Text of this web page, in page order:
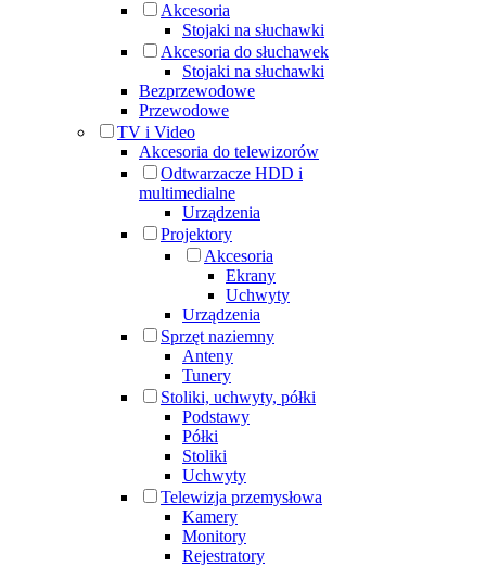
Akcesoria
Stojaki na słuchawki
Akcesoria do słuchawek
Stojaki na słuchawki
Bezprzewodowe
Przewodowe
TV i Video
Akcesoria do telewizorów
Odtwarzacze HDD i
multimedialne
Urządzenia
Projektory
Akcesoria
Ekrany
Uchwyty
Urządzenia
Sprzęt naziemny
Anteny
Tunery
Stoliki, uchwyty, półki
Podstawy
Półki
Stoliki
Uchwyty
Telewizja przemysłowa
Kamery
Monitory
Rejestratory